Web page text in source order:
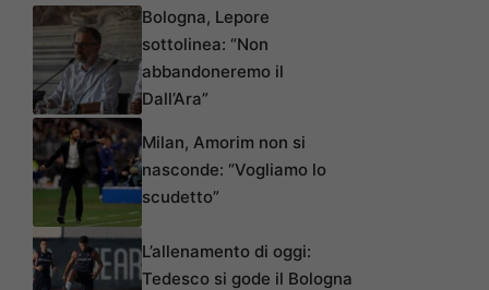
Bologna, Lepore
sottolinea: “Non
abbandoneremo il
Dall’Ara”
Milan, Amorim non si
nasconde: “Vogliamo lo
scudetto”
L’allenamento di oggi:
Tedesco si gode il Bologna